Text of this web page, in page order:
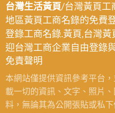
台灣生活黃頁/台灣黃頁工
地區黃頁工商名錄的免費
登錄工商名錄.黃頁,台灣
迎台灣工商企業自由登錄
免責聲明
本網站僅提供資訊參考平台
載一切的資訊、文字、照片
料，無論其為公開張貼或私